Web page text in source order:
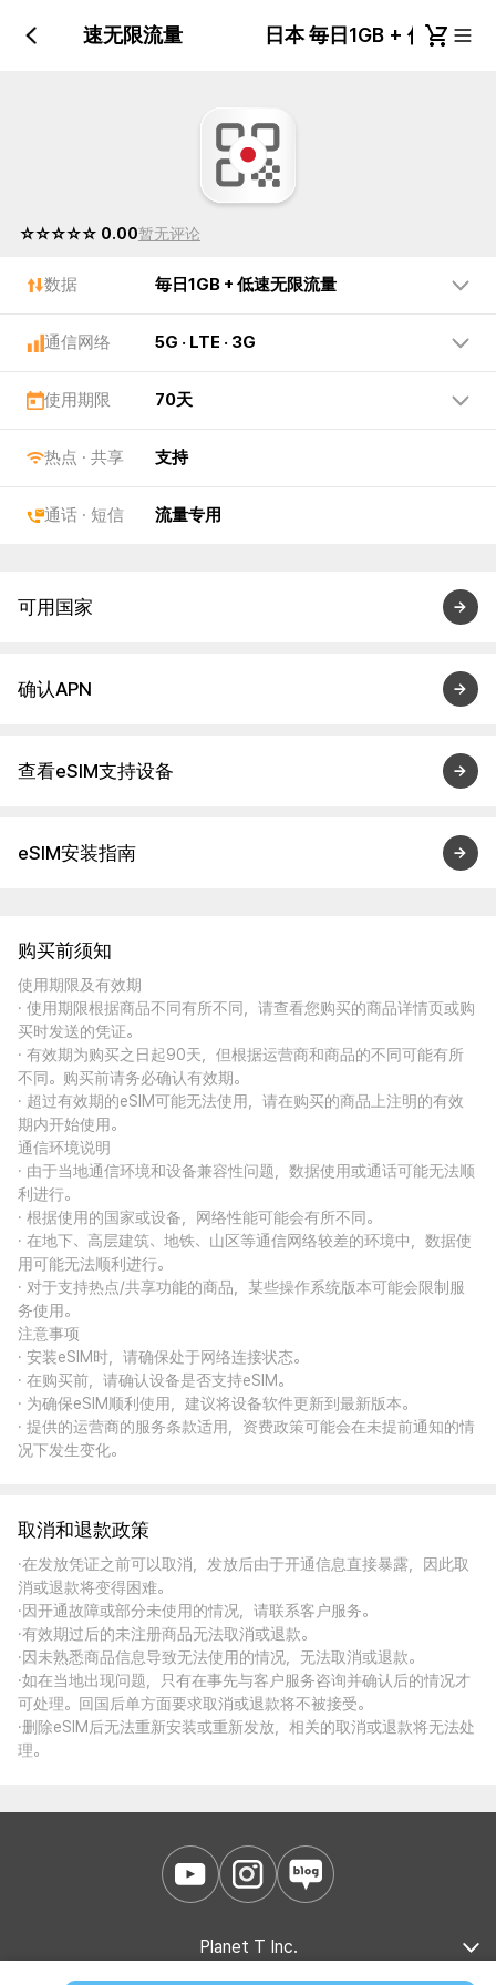
+ 低速无限流量 日本 毎日1GB + 低速无
☆☆☆☆☆ 0.00暂无评论
数据 毎日1GB + 低速无限流量
通信网络 5G · LTE · 3G
使用期限 70天
热点 · 共享 支持
通话 · 短信 流量专用
可用国家
确认APN
查看eSIM支持设备
eSIM安装指南
购买前须知
使用期限及有效期
· 使用期限根据商品不同有所不同，请查看您购买的商品详情页或购
买时发送的凭证。
· 有效期为购买之日起90天，但根据运营商和商品的不同可能有所
不同。购买前请务必确认有效期。
· 超过有效期的eSIM可能无法使用，请在购买的商品上注明的有效
期内开始使用。
通信环境说明
· 由于当地通信环境和设备兼容性问题，数据使用或通话可能无法顺
利进行。
· 根据使用的国家或设备，网络性能可能会有所不同。
· 在地下、高层建筑、地铁、山区等通信网络较差的环境中，数据使
用可能无法顺利进行。
· 对于支持热点/共享功能的商品，某些操作系统版本可能会限制服
务使用。
注意事项
· 安装eSIM时，请确保处于网络连接状态。
· 在购买前，请确认设备是否支持eSIM。
· 为确保eSIM顺利使用，建议将设备软件更新到最新版本。
· 提供的运营商的服务条款适用，资费政策可能会在未提前通知的情
况下发生变化。
取消和退款政策
·在发放凭证之前可以取消，发放后由于开通信息直接暴露，因此取
消或退款将变得困难。
·因开通故障或部分未使用的情况，请联系客户服务。
·有效期过后的未注册商品无法取消或退款。
·因未熟悉商品信息导致无法使用的情况，无法取消或退款。
·如在当地出现问题，只有在事先与客户服务咨询并确认后的情况才
可处理。回国后单方面要求取消或退款将不被接受。
·删除eSIM后无法重新安装或重新发放，相关的取消或退款将无法处
理。
Planet T Inc.